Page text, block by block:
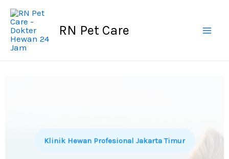
Skip
content
RN Pet Care
Klinik Hewan Profesional Jakarta Timur